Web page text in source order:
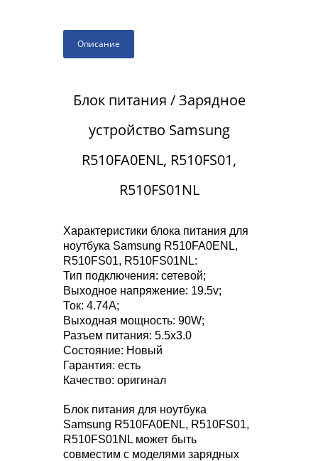
Описание
Блок питания / Зарядное
устройство Samsung
R510FA0ENL, R510FS01,
R510FS01NL
Характеристики блока питания для
ноутбука Samsung R510FA0ENL,
R510FS01, R510FS01NL:
Тип подключения: сетевой;
Выходное напряжение: 19.5v;
Ток: 4.74A;
Выходная мощность: 90W;
Разъем питания: 5.5x3.0
Состояние: Новый
Гарантия: есть
Качество: оригинал
Блок питания для ноутбука
Samsung R510FA0ENL, R510FS01,
R510FS01NL может быть
совместим с моделями зарядных